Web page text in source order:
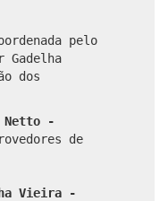
pelo
Gadelha
dos
Netto -
de
Vieira -